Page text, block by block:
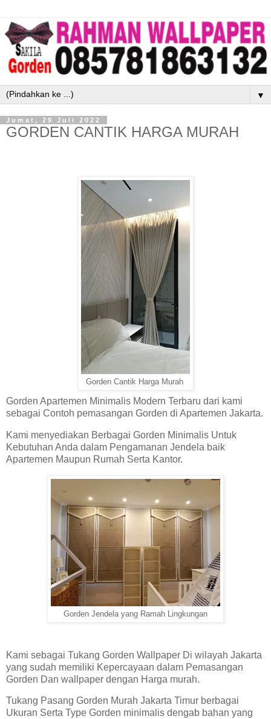
▼
Jumat, 29 Juli 2022
GORDEN CANTIK HARGA MURAH
Gorden Cantik Harga Murah
Gorden Apartemen Minimalis Modern Terbaru dari kami
sebagai Contoh pemasangan Gorden di Apartemen Jakarta.
Kami menyediakan Berbagai Gorden Minimalis Untuk
Kebutuhan Anda dalam Pengamanan Jendela baik
Apartemen Maupun Rumah Serta Kantor.
Gorden Jendela yang Ramah Lingkungan
Kami sebagai Tukang Gorden Wallpaper Di wilayah Jakarta
yang sudah memiliki Kepercayaan dalam Pemasangan
Gorden Dan wallpaper dengan Harga murah.
Tukang Pasang Gorden Murah Jakarta Timur berbagai
Ukuran Serta Type Gorden minimalis dengab bahan yang